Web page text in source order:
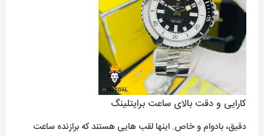
کارایی و دقت بالای ساعت برایتلینگ
دقیق، بادوام و خاص. اینها لقب هایی هستند که برازنده ساعت